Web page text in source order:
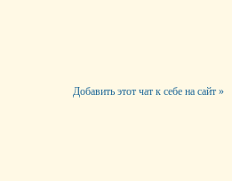
Добавить этот чат к себе на сайт »